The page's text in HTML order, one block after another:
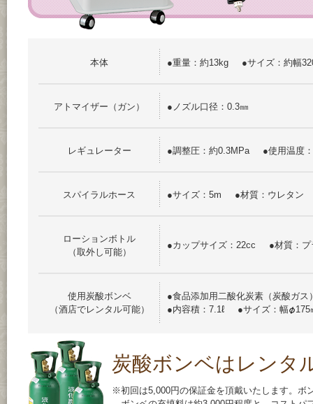
本体 ●重量：約13kg ●サイズ：約幅
アトマイザー（ガン） ●ノズル口径：0.3㎜
レギュレーター ●調整圧：約0.3MPa ●使用温度
スパイラルホース ●サイズ：5m ●材質：ウレタン
ローションボトル
（取外し可能）
●カップサイズ：22cc ●材質：
使用炭酸ボンベ
（酒店でレンタル可能）
●食品添加用二酸化炭素（炭酸ガス
●内容積：7.1ℓ
●サイズ：幅 175
炭酸ボンベはレンタ
※初回は5,000円の保証金を頂戴いたします。ボ